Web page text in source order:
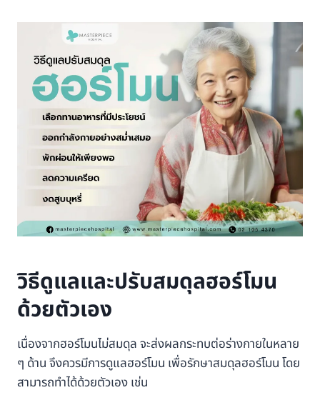
วิธีดูแลและปรับสมดุลฮอร์โมน
ด้วยตัวเอง
เนื่องจากฮอร์โมนไม่สมดุล จะส่งผลกระทบต่อร่างกายในหลาย
ๆ ด้าน จึงควรมีการดูแลฮอร์โมน เพื่อรักษาสมดุลฮอร์โมน โดย
สามารถทำได้ด้วยตัวเอง เช่น